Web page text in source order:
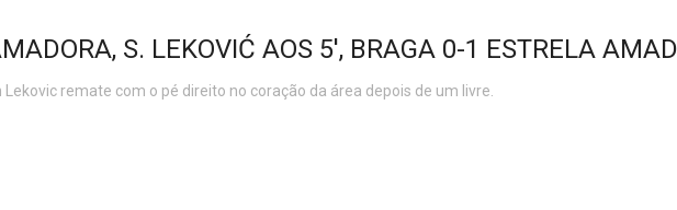
S. LEKOVIĆ AOS 5', BRAGA 0-1 ESTRELA
Lekovic remate com o pé direito no coração da área depois de um livre.